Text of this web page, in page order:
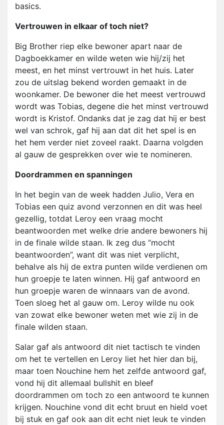
basics.
Vertrouwen in elkaar of toch niet?
Big Brother riep elke bewoner apart naar de
Dagboekkamer en wilde weten wie hij/zij het
meest, en het minst vertrouwt in het huis. Later
zou de uitslag bekend worden gemaakt in de
woonkamer. De bewoner die het meest vertrouwd
wordt was Tobias, degene die het minst vertrouwd
wordt is Kristof. Ondanks dat je zag dat hij er best
wel van schrok, gaf hij aan dat dit het spel is en
het hem verder niet zoveel raakt. Daarna volgden
al gauw de gesprekken over wie te nomineren.
Doordrammen en spanningen
In het begin van de week hadden Julio, Vera en
Tobias een quiz avond verzonnen en dit was heel
gezellig, totdat Leroy een vraag mocht
beantwoorden met welke drie andere bewoners hij
in de finale wilde staan. Ik zeg dus “mocht
beantwoorden”, want dit was niet verplicht,
behalve als hij de extra punten wilde verdienen om
hun groepje te laten winnen. Hij gaf antwoord en
hun groepje waren de winnaars van de avond.
Toen sloeg het al gauw om. Leroy wilde nu ook
van zowat elke bewoner weten met wie zij in de
finale wilden staan.
Salar gaf als antwoord dit niet tactisch te vinden
om het te vertellen en Leroy liet het hier dan bij,
maar toen Nouchine hem het zelfde antwoord gaf,
vond hij dit allemaal bullshit en bleef
doordrammen om toch zo een antwoord te kunnen
krijgen. Nouchine vond dit echt bruut en hield voet
bij stuk en gaf ook aan dit echt niet leuk te vinden